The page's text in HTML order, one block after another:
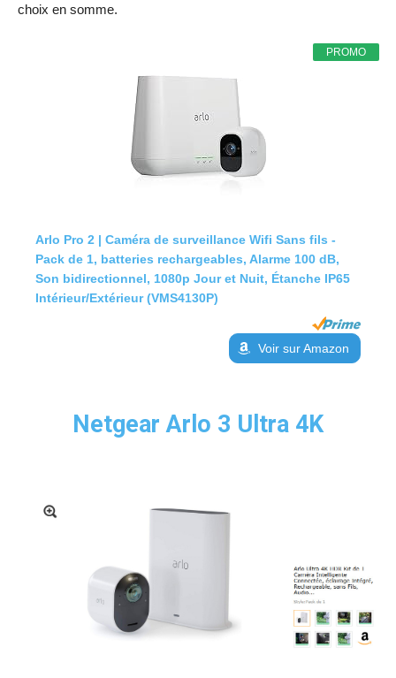
choix en somme.
PROMO
Arlo Pro 2 | Caméra de surveillance Wifi Sans fils -
Pack de 1, batteries rechargeables, Alarme 100 dB,
Son bidirectionnel, 1080p Jour et Nuit, Étanche IP65
Intérieur/Extérieur (VMS4130P)
Voir sur Amazon
Netgear Arlo 3 Ultra 4K